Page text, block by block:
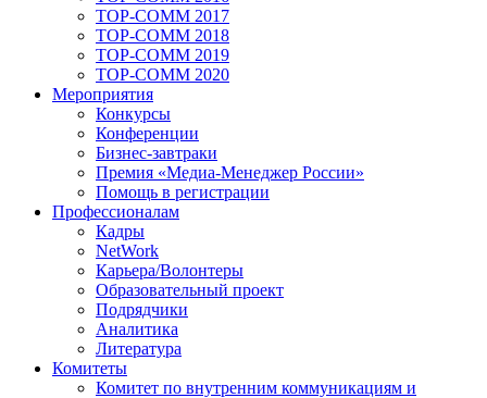
TOP-COMM 2017
TOP-COMM 2018
TOP-COMM 2019
TOP-COMM 2020
Мероприятия
Конкурсы
Конференции
Бизнес-завтраки
Премия «Медиа-Менеджер России»
Помощь в регистрации
Профессионалам
Кадры
NetWork
Карьера/Волонтеры
Образовательный проект
Подрядчики
Аналитика
Литература
Комитеты
Комитет по внутренним коммуникациям и